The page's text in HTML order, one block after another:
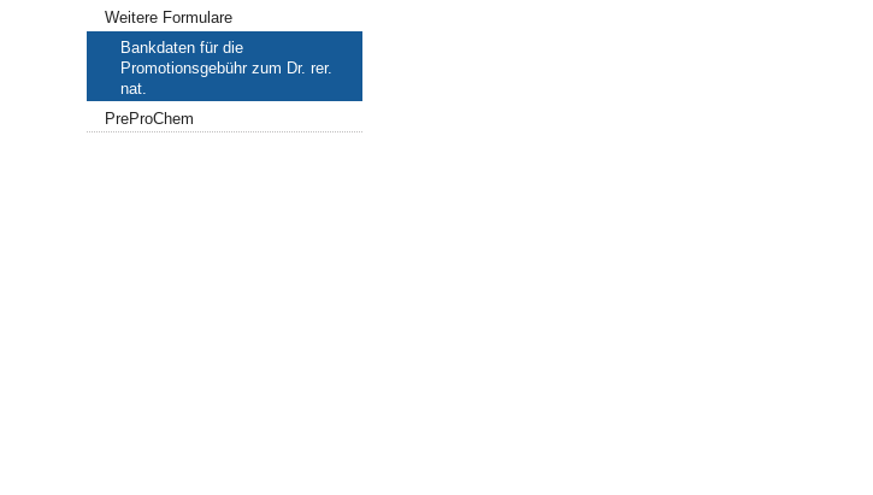
Weitere Formulare
Bankdaten für die
Promotionsgebühr zum Dr. rer.
nat.
PreProChem